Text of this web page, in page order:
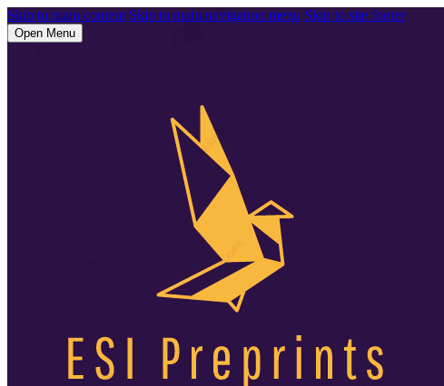
Skip to main content Skip to main navigation menu Skip to site footer
Open Menu